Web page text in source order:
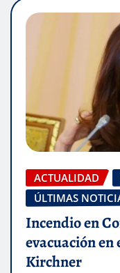
ACTUALIDAD
ÚLTIMAS
Incendio en
evacuación
Kirchner